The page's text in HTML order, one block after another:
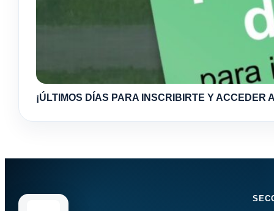
¡ÚLTIMOS DÍAS PARA INSCRIBIRTE Y ACCEDER